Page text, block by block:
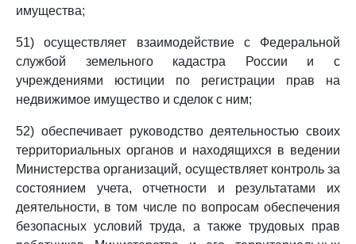
имущества;
51) осуществляет взаимодействие с Федеральной
службой земельного кадастра России и с
учреждениями юстиции по регистрации прав на
недвижимое имущество и сделок с ним;
52) обеспечивает руководство деятельностью своих
территориальных органов и находящихся в ведении
Министерства организаций, осуществляет контроль за
состоянием учета, отчетности и результатами их
деятельности, в том числе по вопросам обеспечения
безопасных условий труда, а также трудовых прав